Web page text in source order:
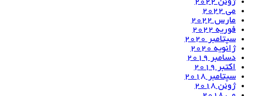
ژوئن 2022
می 2022
مارس 2022
فوریه 2022
سپتامبر 2020
ژانویه 2020
دسامبر 2019
اکتبر 2019
سپتامبر 2018
ژوئن 2018